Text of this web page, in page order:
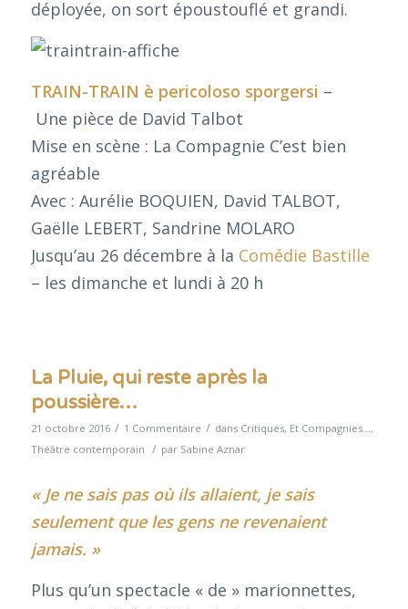
déployée, on sort époustouflé et grandi.
TRAIN-TRAIN è pericoloso sporgersi –
Une pièce de David Talbot
Mise en scène : La Compagnie C’est bien
agréable
Avec : Aurélie BOQUIEN, David TALBOT,
Gaëlle LEBERT, Sandrine MOLARO
Jusqu’au 26 décembre à la Comédie Bastille
– les dimanche et lundi à 20 h
La Pluie, qui reste après la
poussière…
21 octobre 2016 / 1 Commentaire / dans Critiques, Et Compagnies... ,
Théâtre contemporain / par Sabine Aznar
« Je ne sais pas où ils allaient, je sais
seulement que les gens ne revenaient
jamais. »
Plus qu’un spectacle « de » marionnettes,